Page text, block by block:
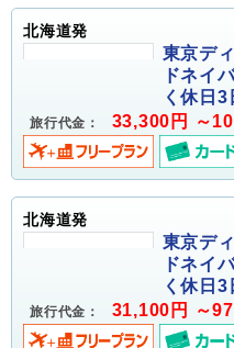
北海道発
東京デ
ドネイ
く休日
旅行代金： 33,300円 ～
北海道発
東京デ
ドネイ
く休日
旅行代金： 31,100円 ～